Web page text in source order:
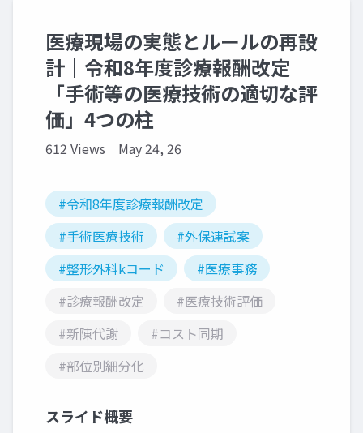
医療現場の実態とルールの再設
計｜令和8年度診療報酬改定
「手術等の医療技術の適切な評
価」4つの柱
612 Views May 24, 26
#令和8年度診療報酬改定
#手術医療技術
#外保連試案
#整形外科kコード
#医療事務
#診療報酬改定
#医療技術評価
#新陳代謝
#コスト同期
#部位別細分化
スライド概要